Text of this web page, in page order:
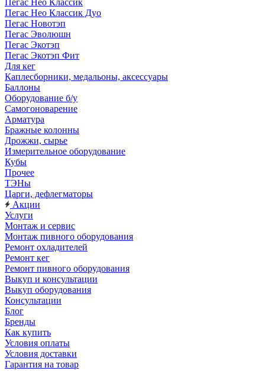
Пегас Нео Классик
Пегас Нео Классик Дуо
Пегас Новотэп
Пегас Эволюшн
Пегас Экотэп
Пегас Экотэп Фит
Для кег
Каплесборники, медальоны, аксессуары
Баллоны
Оборудование б/у
Самогоноварение
Арматура
Бражные колонны
Дрожжи, сырье
Измерительное оборудование
Кубы
Прочее
ТЭНы
Царги, дефлегматоры
Акции
Услуги
Монтаж и сервис
Монтаж пивного оборудования
Ремонт охладителей
Ремонт кег
Ремонт пивного оборудования
Выкуп и консультации
Выкуп оборудования
Консультации
Блог
Бренды
Как купить
Условия оплаты
Условия доставки
Гарантия на товар